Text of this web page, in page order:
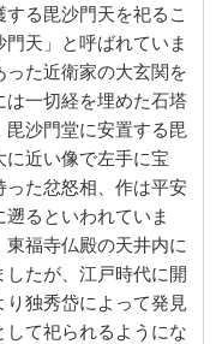
る毘沙門天を祀るこ
天」と呼ばれていま
た近衛家の大玄関を
一切経を埋めた石塔
沙門堂に安置する毘
近い像で左手に宝
た忿怒相、作は平安
るといわれていま
福寺仏殿の天井内に
たが、江戸時代に開
独秀岱によって発見
て祀られるようにな